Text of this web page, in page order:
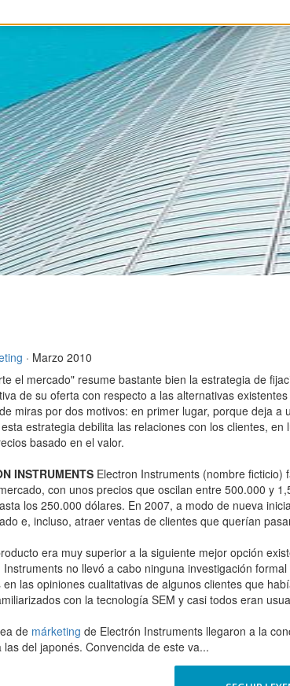
· Marzo 2010
el mercado" resume bastante bien la estrategia de
de su oferta con respecto a las alternativas
miras por dos motivos: en primer lugar, porque deja
estrategia debilita las relaciones con los clientes,
basado en el valor.
INSTRUMENTS Electron Instruments (nombre ficticio)
con unos precios que oscilan entre 500.000 y
los 250.000 dólares. En 2007, a modo de nueva
e, incluso, atraer ventas de clientes que querían
era muy superior a la siguiente mejor opción
no llevó a cabo ninguna investigación
las opiniones cualitativas de algunos clientes que
con la tecnología SEM y casi todos eran
de márketing de Electrón Instruments llegaron a la
del japonés. Convencida de este va...